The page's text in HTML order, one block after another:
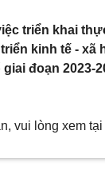
triển khai
kinh tế - xã
đoạn 2023-
vui lòng xem tại